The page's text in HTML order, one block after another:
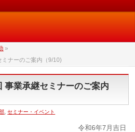
»
ナーのご案内（9/10)
業承継セミナーのご案内
,セミナー・イベント
令和6年7月吉日